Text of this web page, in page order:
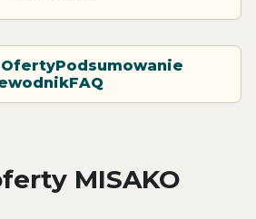
OfertyPodsumowanie
FAQ
MISAKO